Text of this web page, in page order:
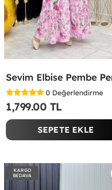
0 Değerlendirme
1,799.00 TL
SEPETE EKLE
KARGO
BEDAVA